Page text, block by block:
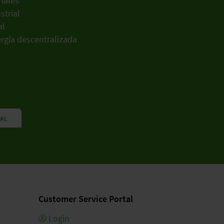
descentralizada
Customer Service Portal
Login